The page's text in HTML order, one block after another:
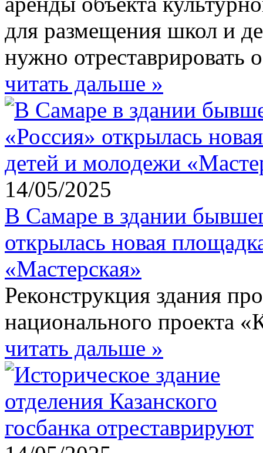
для размещения школ и
нужно отреcтаврировать
читать дальше »
14/05/2025
В Самаре в здании
открылась новая
«Мастерская»
Реконструкция здания
национального проекта
читать дальше »